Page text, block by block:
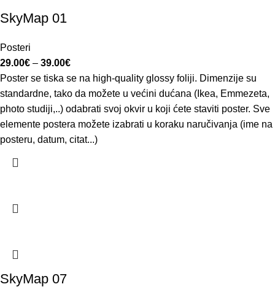
SkyMap 01
Posteri
29.00€ – 39.00€
Poster se tiska se na high-quality glossy foliji. Dimenzije su
standardne, tako da možete u većini dućana (Ikea, Emmezeta,
photo studiji,..) odabrati svoj okvir u koji ćete staviti poster. Sve
elemente postera možete izabrati u koraku naručivanja (ime na
posteru, datum, citat...)
SkyMap 07